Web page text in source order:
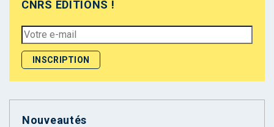
CNRS ÉDITIONS !
Nouveautés